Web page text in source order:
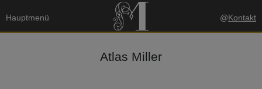
Hauptmenü @Kontakt
Atlas Miller